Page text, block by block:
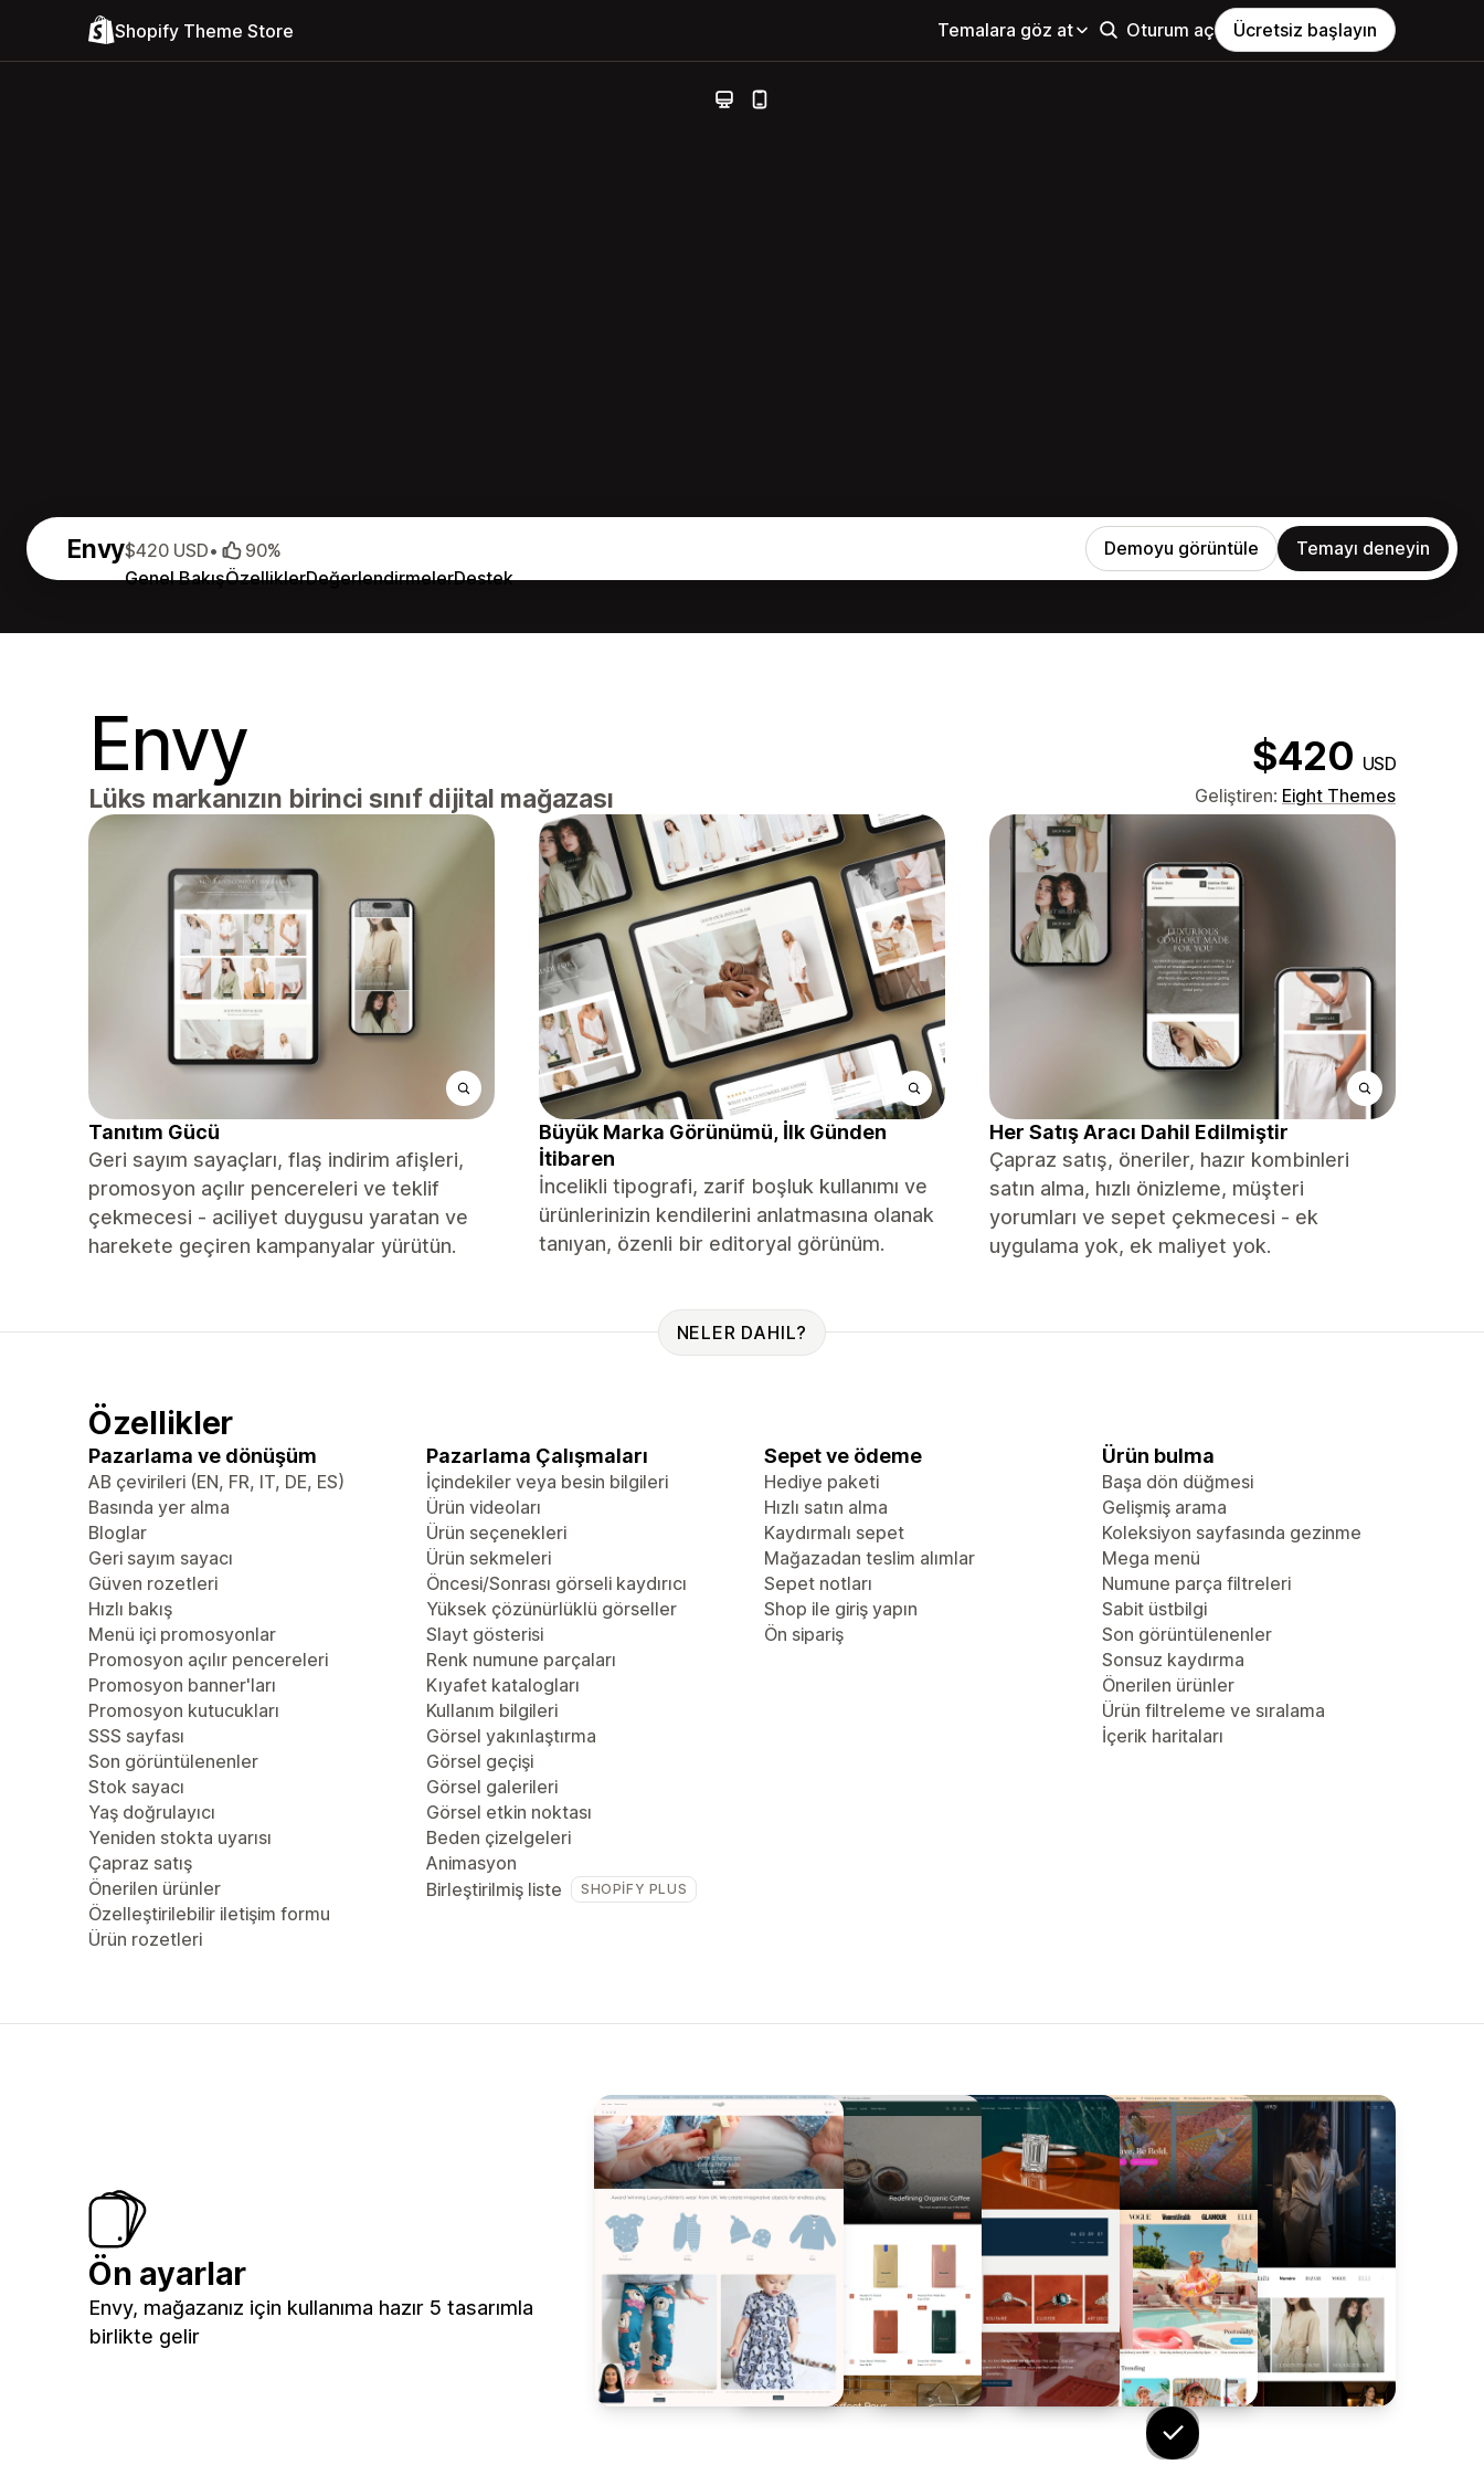
Shopify Theme Store Temalara göz at Oturum aç Ücretsiz başlayın
Envy
Genel BakışÖzelliklerDeğerlendirmelerDestek
$420 USD• 90% Demoyu görüntüle Temayı deneyin
Envy $420 USD
Lüks markanızın birinci sınıf dijital mağazası Geliştiren: Eight Themes
Tanıtım Gücü
Geri sayım sayaçları, flaş indirim afişleri,
promosyon açılır pencereleri ve teklif
çekmecesi - aciliyet duygusu yaratan ve
harekete geçiren kampanyalar yürütün.
Büyük Marka Görünümü, İlk Günden
İtibaren
İncelikli tipografi, zarif boşluk kullanımı ve
ürünlerinizin kendilerini anlatmasına olanak
tanıyan, özenli bir editoryal görünüm.
Her Satış Aracı Dahil Edilmiştir
Çapraz satış, öneriler, hazır kombinleri
satın alma, hızlı önizleme, müşteri
yorumları ve sepet çekmecesi - ek
uygulama yok, ek maliyet yok.
NELER DAHIL?
Özellikler
Pazarlama ve dönüşüm
AB çevirileri (EN, FR, IT, DE, ES)
Basında yer alma
Bloglar
Geri sayım sayacı
Güven rozetleri
Hızlı bakış
Menü içi promosyonlar
Promosyon açılır pencereleri
Promosyon banner'ları
Promosyon kutucukları
SSS sayfası
Son görüntülenenler
Stok sayacı
Yaş doğrulayıcı
Yeniden stokta uyarısı
Çapraz satış
Önerilen ürünler
Özelleştirilebilir iletişim formu
Ürün rozetleri
Pazarlama Çalışmaları
İçindekiler veya besin bilgileri
Ürün videoları
Ürün seçenekleri
Ürün sekmeleri
Öncesi/Sonrası görseli kaydırıcı
Yüksek çözünürlüklü görseller
Slayt gösterisi
Renk numune parçaları
Kıyafet katalogları
Kullanım bilgileri
Görsel yakınlaştırma
Görsel geçişi
Görsel galerileri
Görsel etkin noktası
Beden çizelgeleri
Animasyon
Birleştirilmiş liste
SHOPIFY PLUS
Sepet ve ödeme
Hediye paketi
Hızlı satın alma
Kaydırmalı sepet
Mağazadan teslim alımlar
Sepet notları
Shop ile giriş yapın
Ön sipariş
Ürün bulma
Başa dön düğmesi
Gelişmiş arama
Koleksiyon sayfasında gezinme
Mega menü
Numune parça filtreleri
Sabit üstbilgi
Son görüntülenenler
Sonsuz kaydırma
Önerilen ürünler
Ürün filtreleme ve sıralama
İçerik haritaları
Ön ayarlar
Envy, mağazanız için kullanıma hazır 5 tasarımla
birlikte gelir